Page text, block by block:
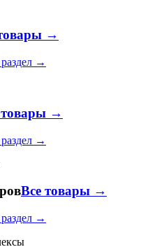
→
→
товары →
→
Все товары →
→